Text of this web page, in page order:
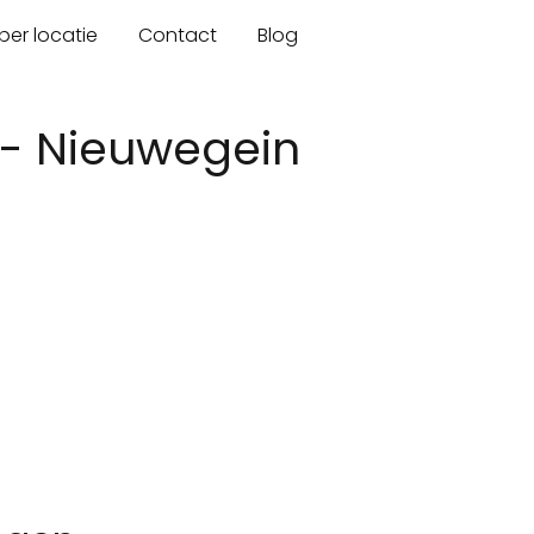
locatie Contact Blog
Nieuwegein